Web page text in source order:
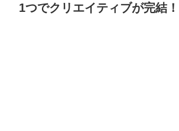
1つでクリエイティブが完結！